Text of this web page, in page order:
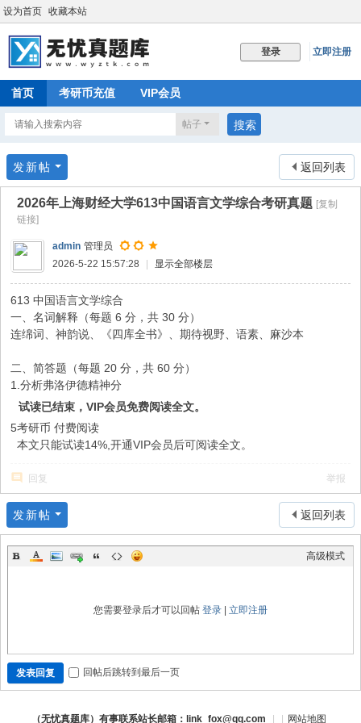
设为首页 收藏本站
登录 立即注册
首页 考研币充值 VIP会员
帖子 搜索
返回列表
发新帖
2026年上海财经大学613中国语言文学综合考研真题 [复制
链接]
admin 管理员
2026-5-22 15:57:28
显示全部楼层
613 中国语言文学综合
一、名词解释（每题 6 分，共 30 分）
连绵词、神韵说、《四库全书》、期待视野、语素、麻沙本
二、简答题（每题 20 分，共 60 分）
1.分析弗洛伊德精神分
试读已结束，VIP会员免费阅读全文。
5考研币 付费阅读
本文只能试读14%,开通VIP会员后可阅读全文。
回复 举报
返回列表
发新帖
高级模式
您需要登录后才可以回帖 登录 立即注册
发表回复 回帖后跳转到最后一页
（无忧真题库）有事联系站长邮箱：link_fox@qq.com 网站地图